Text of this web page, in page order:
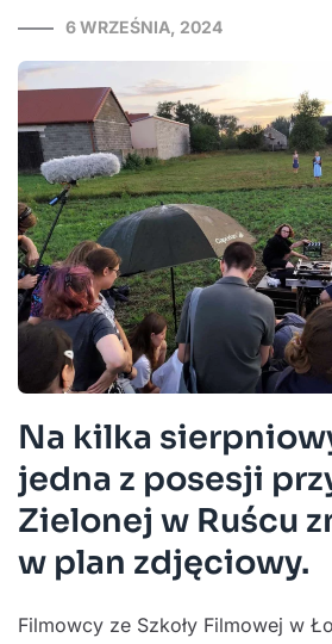
6 WRZEŚNIA, 2024
Na kilka
jedna z posesji
Zielonej w Ruścu
w plan zdjęciowy.
Filmowcy ze Szkoły Filmowej w